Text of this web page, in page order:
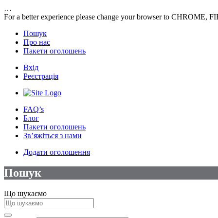
…
For a better experience please change your browser to CHROME,
Пошук
Про нас
Пакети оголошень
Вхід
Реєстрація
FAQ’s
Блог
Пакети оголошень
Зв’яжіться з нами
Додати оголошення
Пошук
Що шукаємо